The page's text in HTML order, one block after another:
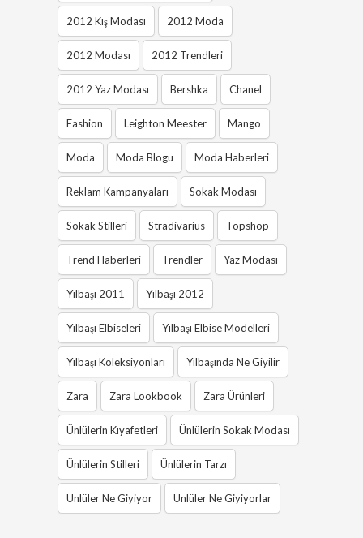
2012 Kış Modası 2012 Moda
2012 Modası 2012 Trendleri
2012 Yaz Modası Bershka Chanel
Fashion Leighton Meester Mango
Moda Moda Blogu Moda Haberleri
Reklam Kampanyaları Sokak Modası
Sokak Stilleri Stradivarius Topshop
Trend Haberleri Trendler Yaz Modası
Yılbaşı 2011 Yılbaşı 2012
Yılbaşı Elbiseleri Yılbaşı Elbise Modelleri
Yılbaşı Koleksiyonları Yılbaşında Ne Giyilir
Zara Zara Lookbook Zara Ürünleri
Ünlülerin Kıyafetleri Ünlülerin Sokak Modası
Ünlülerin Stilleri Ünlülerin Tarzı
Ünlüler Ne Giyiyor Ünlüler Ne Giyiyorlar